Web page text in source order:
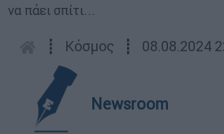
να πάει σπίτι...
┋ Κόσμος ┋ 08.08.2024
Newsroom